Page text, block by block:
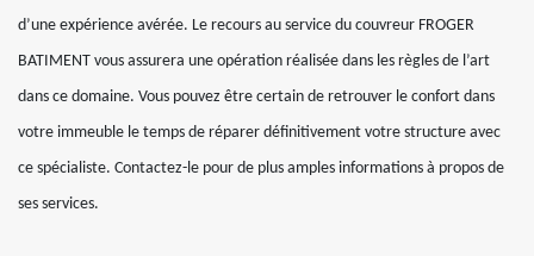
d’une expérience avérée. Le recours au service du couvreur FROGER
BATIMENT vous assurera une opération réalisée dans les règles de l’art
dans ce domaine. Vous pouvez être certain de retrouver le confort dans
votre immeuble le temps de réparer définitivement votre structure avec
ce spécialiste. Contactez-le pour de plus amples informations à propos de
ses services.